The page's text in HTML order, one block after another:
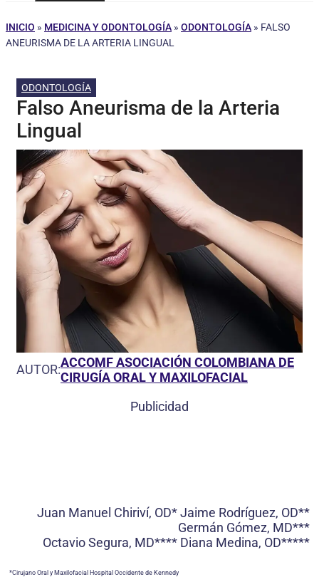
INICIO » MEDICINA Y ODONTOLOGÍA » ODONTOLOGÍA » FALSO
ANEURISMA DE LA ARTERIA LINGUAL
ODONTOLOGÍA
Falso Aneurisma de la Arteria
Lingual
AUTOR:ACCOMF ASOCIACIÓN COLOMBIANA DE
CIRUGÍA ORAL Y MAXILOFACIAL
Publicidad
Juan Manuel Chiriví, OD* Jaime Rodríguez, OD**
Germán Gómez, MD***
Octavio Segura, MD**** Diana Medina, OD*****
*Cirujano Oral y Maxilofacial Hospital Occidente de Kennedy